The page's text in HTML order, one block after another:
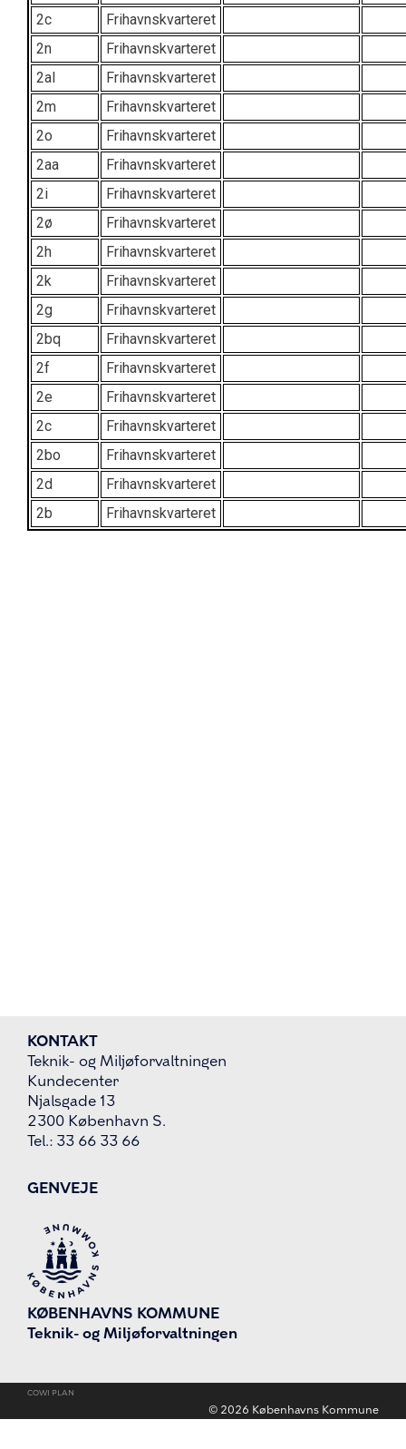
2c
Frihavnskvarteret
2n
Frihavnskvarteret
2al
Frihavnskvarteret
2m
Frihavnskvarteret
2o
Frihavnskvarteret
2aa
Frihavnskvarteret
2i
Frihavnskvarteret
2ø
Frihavnskvarteret
2h
Frihavnskvarteret
2k
Frihavnskvarteret
2g
Frihavnskvarteret
2bq
Frihavnskvarteret
2f
Frihavnskvarteret
2e
Frihavnskvarteret
2c
Frihavnskvarteret
2bo
Frihavnskvarteret
2d
Frihavnskvarteret
2b
Frihavnskvarteret
KONTAKT
Teknik- og Miljøforvaltningen
Kundecenter
Njalsgade 13
2300 København S.
Tel.: 33 66 33 66
GENVEJE
KØBENHAVNS KOMMUNE
Teknik- og Miljøforvaltningen
COWI PLAN
© 2026 Københavns Kommune